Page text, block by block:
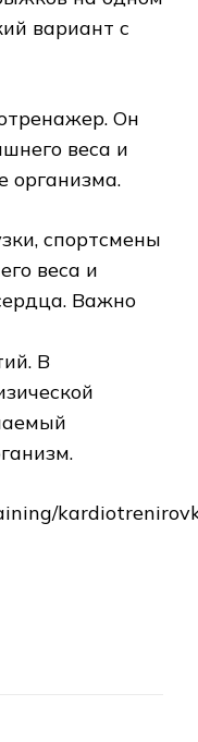
вариант с
Он
веса и
организма.
спортсмены
веса и
Важно
В